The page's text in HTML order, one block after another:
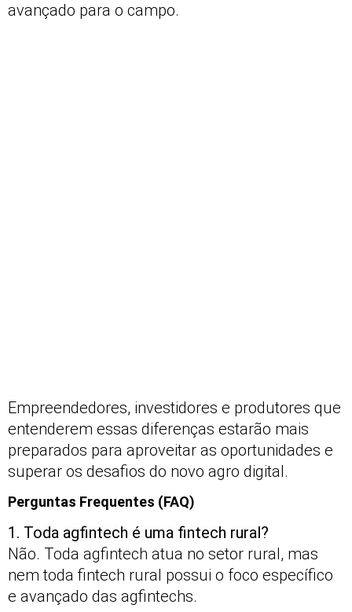
avançado para o campo.
Empreendedores, investidores e produtores que
entenderem essas diferenças estarão mais
preparados para aproveitar as oportunidades e
superar os desafios do novo agro digital.
Perguntas Frequentes (FAQ)
1. Toda agfintech é uma fintech rural?
Não. Toda agfintech atua no setor rural, mas
nem toda fintech rural possui o foco específico
e avançado das agfintechs.